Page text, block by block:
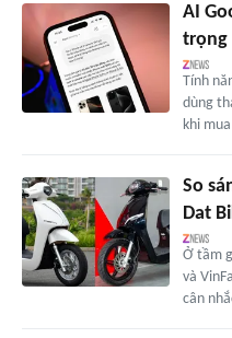
AI
trọng
Tính
dùng
khi
So
Dat
Ở tầm
và
cân